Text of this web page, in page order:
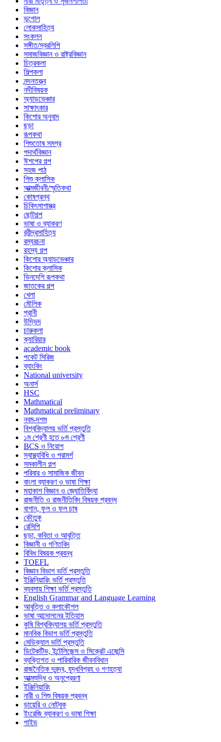
বিজ্ঞান
ভূগোল
লোকসাহিত্য
সংকলন
সঙ্গীত/স্বরলিপি
সমাজবিজ্ঞান ও রাষ্ট্রবিজ্ঞান
চিত্রকলা
শিল্পকলা
নন্দনতত্ত্ব
নদীবিষয়ক
অ্যাডভেঞ্চার
সাক্ষাৎকার
কিশোর অনুবাদ
ছড়া
রূপকথা
শিশুতোষ সমগ্র
পদার্থবিজ্ঞান
ঈশপের গল্প
সহজ পাঠ
শিশু ক্লাসিক
আত্মজীবনী/স্মৃতিকথা
কোষগ্রন্থ
চিকিৎসাশাস্ত্র
ছোটগল্প
ভাষা ও ব্যাকরণ
রবীন্দ্রসাহিত্য
রম্যরচনা
রহস্য গল্প
কিশোর অ্যাডভেঞ্চার
কিশোর ক্লাসিক
ভিনদেশি রূপকথা
জাতকের গল্প
খেলা
মৌলিক
প্রানী
উদ্ভিদ
চারুকলা
ক্যারিয়ার
academic book
পকেট সিরিজ
ব্যাংকিং
National university
অনার্স
HSC
Mathmatical
Mathmatical preliminary
নবম-দশম
বিশ্ববিদ্যালয় ভর্তি প্রস্তুতি
১ম শ্রেণী হতে ৮ম শ্রেণী
BCS ও নিয়োগ
স্বাস্থ্যবিধি ও পরামর্শ
সমকালীন গল্প
পরিবার ও সামাজিক জীবন
বাংলা ব্যাকরণ ও ভাষা শিক্ষা
মহাকাশ বিজ্ঞান ও জ্যোতির্বিদ্যা
রাজনীতি ও রাজনীতিবিদ বিষয়ক প্রবন্ধ
বাগান, ফুল ও ফল চাষ
কৌতুক
রেসিপি
ছড়া, কবিতা ও আবৃত্তি
বিজ্ঞানী ও গণিতবিদ
বিবিধ বিষয়ক প্রবন্ধ
TOEFL
বিজ্ঞান বিভাগ ভর্তি প্রস্তুতি
ইঞ্জিনিয়ারিং ভর্তি প্রস্তুতি
ব্যবসায় শিক্ষা ভর্তি প্রস্তুতি
English Grammar and Language Learning
আবৃত্তি ও কলাকৌশল
ভাষা আন্দোলনের ইতিহাস
কৃষি বিশ্ববিদ্যালয় ভর্তি প্রস্তুতি
মানবিক বিভাগ ভর্তি প্রস্তুতি
মেডিক্যাল ভর্তি প্রস্তুতি
ডিটেকটিভ, ইন্টেলিজেন্স ও সিক্রেট এজেন্সি
ব্যক্তিগত ও পারিবারিক জীবনবিধান
রাজনৈতিক দ্বন্দ্ব, যুদ্ধবিগ্রহ ও গণহত্যা
আত্মশুদ্ধি ও অনুপ্রেরণা
ইঞ্জিনিয়ারিং
নারী ও শিশু বিষয়ক প্রবন্ধ
ডায়েরি ও নোটবুক
ইংরেজি ব্যাকরণ ও ভাষা শিক্ষা
গাইড